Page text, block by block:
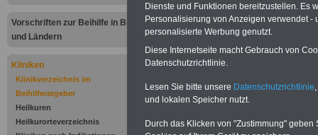
Vorschriften zur Beihilfe in Bund
und Ländern
Kliniken
Klinikverzeichnis im
Beihilferatgeber
Heilkuren
Heilkurorteverzeichnis
Im Kreuzfeld 6
34537 Bad
Wildungen
Tel.: 0 56 21 / 7
06 -706
Dienste und Funktionen bereitzustellen. Es
Personalisierung von Anzeigen verwendet
personalisierte Werbung genutzt.
Diese Internetseite macht Gebrauch von
Datenschutzrichtlinie.
Lesen Sie bitte unsere Datenschutzrichtlinie
und lokalen Speicher nutzt.
Durch das Klicken von "Zustimmung"